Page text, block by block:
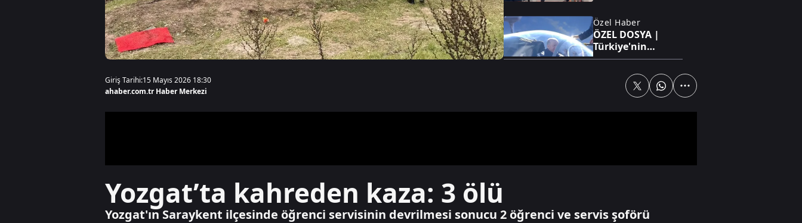
Özel Haber
ÖZEL DOSYA |
Türkiye'nin
gökyüzündeki
Muharip Uçak
Fatih'te camide
hasat zamanı
Giriş Tarihi:15 Mayıs 2026 18:30
ahaber.com.tr Haber Merkezi
Yozgat’ta kahreden kaza: 3 ölü
Yozgat'ın Saraykent ilçesinde öğrenci servisinin devrilmesi sonucu 2 öğrenci ve servis şoförü